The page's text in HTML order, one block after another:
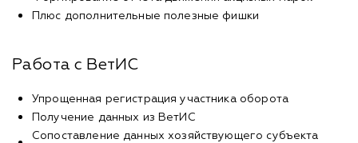
Плюс дополнительные полезные фишки
Работа с ВетИС
Упрощенная регистрация участника оборота
Получение данных из ВетИС
Сопоставление данных хозяйствующего субъекта